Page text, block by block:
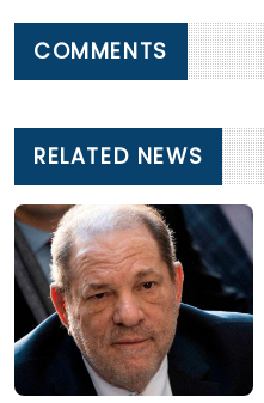
COMMENTS
RELATED NEWS